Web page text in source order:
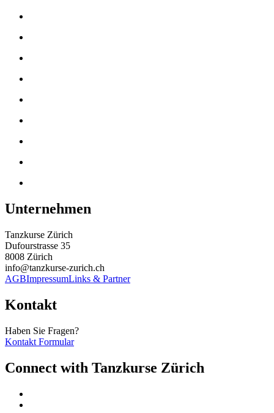
Unternehmen
Tanzkurse Zürich
Dufourstrasse 35
8008 Zürich
info@tanzkurse-zurich.ch
AGBImpressumLinks & Partner
Kontakt
Haben Sie Fragen?
Kontakt Formular
Connect with Tanzkurse Zürich